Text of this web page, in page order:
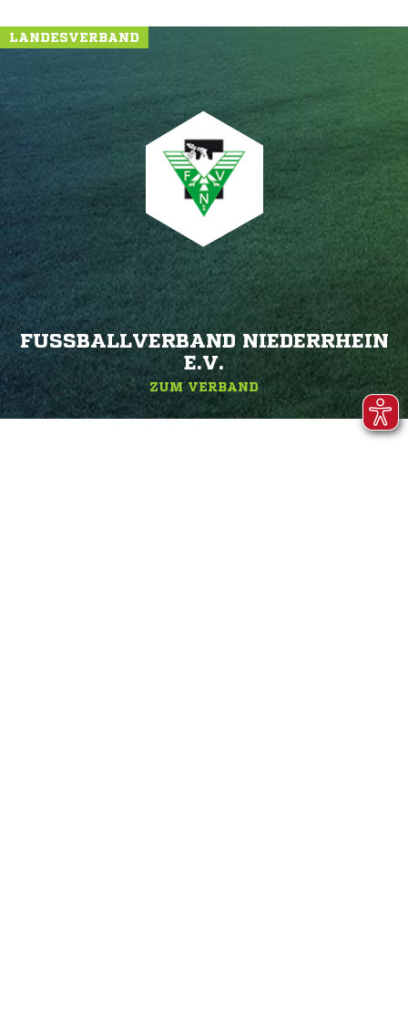
LANDESVERBAND
FUSSBALLVERBAND NIEDERRHEIN E
.V.
ZUM VERBAND